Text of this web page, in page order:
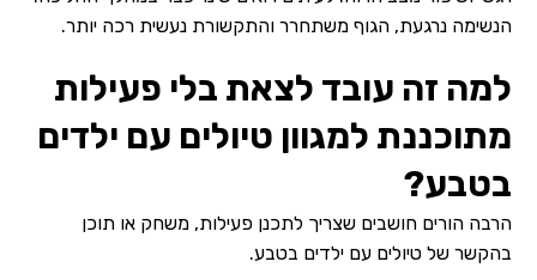
הנשימה נרגעת, הגוף משתחרר והתקשורת נעשית רכה יותר.
למה זה עובד לצאת בלי פעילות
מתוכננת למגוון טיולים עם ילדים
בטבע?
הרבה הורים חושבים שצריך לתכנן פעילות, משחק או תוכן
בהקשר של טיולים עם ילדים בטבע.